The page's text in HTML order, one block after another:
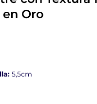
en Oro
5,5cm